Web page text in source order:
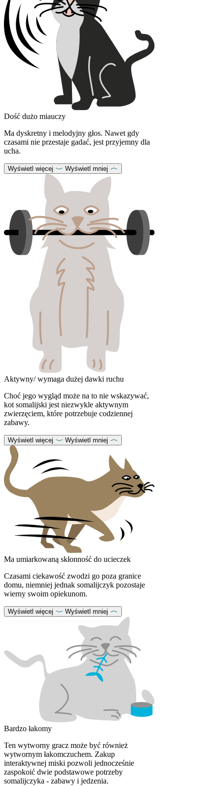
Dość dużo miauczy
Ma dyskretny i melodyjny głos. Nawet gdy
czasami nie przestaje gadać, jest przyjemny dla
ucha.
Wyświetl więcej Wyświetl mniej
Aktywny/ wymaga dużej dawki ruchu
Choć jego wygląd może na to nie wskazywać,
kot somalijski jest niezwykle aktywnym
zwierzęciem, które potrzebuje codziennej
zabawy.
Wyświetl więcej Wyświetl mniej
Ma umiarkowaną skłonność do ucieczek
Czasami ciekawość zwodzi go poza granice
domu, niemniej jednak somalijczyk pozostaje
wierny swoim opiekunom.
Wyświetl więcej Wyświetl mniej
Bardzo łakomy
Ten wytworny gracz może być również
wytwornym łakomczuchem. Zakup
interaktywnej miski pozwoli jednocześnie
zaspokoić dwie podstawowe potrzeby
somalijczyka - zabawy i jedzenia.